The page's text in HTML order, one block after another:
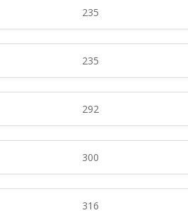
235
235
292
300
316